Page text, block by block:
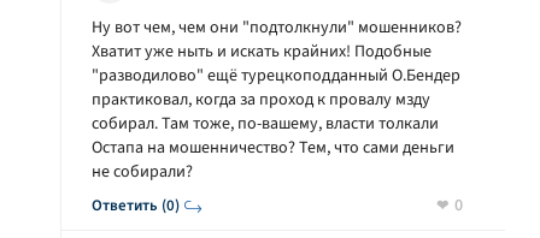
Ответить (0)
Ну вот чем, чем они "подтолкнули" мошенников?
Хватит уже ныть и искать крайних! Подобные
"разводилово" ещё турецкоподданный О.Бендер
практиковал, когда за проход к провалу мзду
собирал. Там тоже, по-вашему, власти толкали
Остапа на мошенничество? Тем, что сами деньги
не собирали?
0